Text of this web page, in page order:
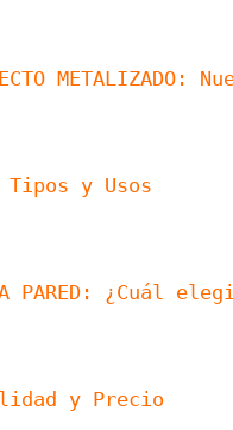
Tipos y Usos
PARED: ¿Cuál
y Precio